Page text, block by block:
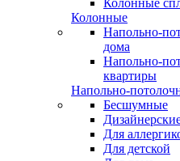
Колонные
Колонные
Напольно-
дома
Напольно-
квартиры
Напольно-
Бесшумные
Для
Для детской